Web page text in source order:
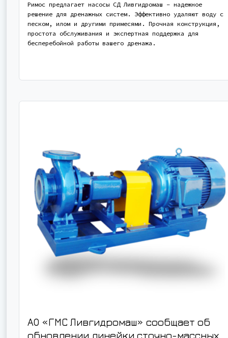
Римос предлагает насосы СД Ливгидромаш – надежное
решение для дренажных систем. Эффективно удаляют воду с
песком, илом и другими примесями. Прочная конструкция,
простота обслуживания и экспертная поддержка для
бесперебойной работы вашего дренажа.
АО «ГМС Ливгидромаш» сообщает об
обновлении линейки сточно-массных